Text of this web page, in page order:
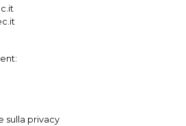
sulla privacy